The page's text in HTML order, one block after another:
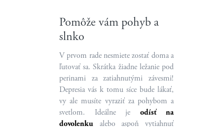
Pomôže vám pohyb a
slnko
V prvom rade nesmiete zostať doma a
ľutovať sa. Skrátka žiadne ležanie pod
perinami za zatiahnutými závesmi!
Depresia vás k tomu síce bude lákať,
vy ale musíte vyraziť za pohybom a
svetlom. Ideálne je odísť na
dovolenku alebo aspoň vytiahnuť